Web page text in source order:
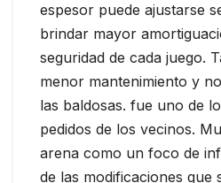
espesor puede ajustarse
brindar mayor
seguridad de cada juego.
menor mantenimiento y
las baldosas. fue uno de
pedidos de los vecinos.
arena como un foco de
de las modificaciones que